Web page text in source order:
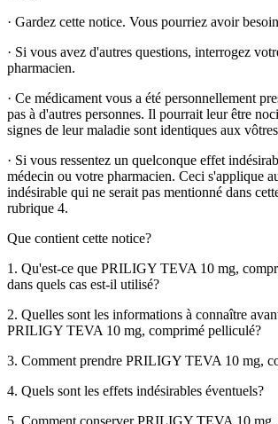
· Gardez cette notice. Vous pourriez avoir
· Si vous avez d'autres questions, interrogez
pharmacien.
· Ce médicament vous a été personnellement
pas à d'autres personnes. Il pourrait leur être
signes de leur maladie sont identiques aux
· Si vous ressentez un quelconque effet
médecin ou votre pharmacien. Ceci s'applique
indésirable qui ne serait pas mentionné dans
rubrique 4.
Que contient cette notice?
1. Qu'est-ce que PRILIGY TEVA 10 mg,
dans quels cas est-il utilisé?
2. Quelles sont les informations à connaître
PRILIGY TEVA 10 mg, comprimé pelliculé?
3. Comment prendre PRILIGY TEVA 10 mg,
4. Quels sont les effets indésirables éventuels?
5. Comment conserver PRILIGY TEVA 10 mg,